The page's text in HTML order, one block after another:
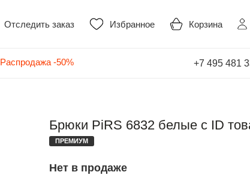
Отследить заказ Избранное Корзина
Распродажа -50% +7 495 481
Брюки PiRS 6832 белые с ID
ПРЕМИУМ
Нет в продаже